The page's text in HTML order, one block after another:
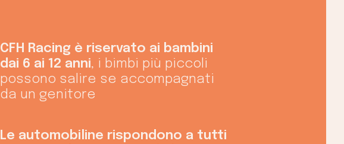
CFH Racing è riservato ai bambini
dai 6 ai 12 anni, i bimbi più piccoli
possono salire se accompagnati
da un genitore
Le automobiline rispondono a tutti